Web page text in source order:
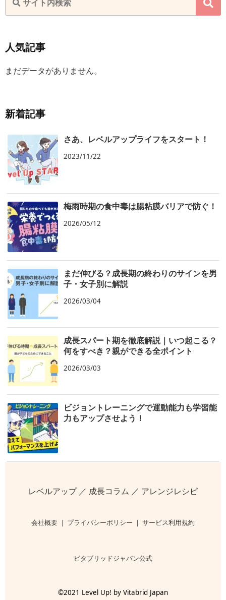
人気記事
まだデータがありません。
新着記事
さあ、レベルアップライフをスタート！
2023/11/22
梅雨時期の食中毒は腸粘膜バリアで防ぐ！
2026/05/12
まだ伸びる？成長期の終わりのサインを男
子・女子別に解説
2026/03/04
成長スパート期を徹底解説｜いつ起こる？
何をすべき？親ができる全ポイント
2026/03/03
ビジョントレーニングで運動能力も学習能
力もアップさせよう！
レベルアップ／ 成長コラム ／ アレンジレシピ
会社概要 ｜ プライバシーポリシー ｜ サービス利用規約
ビタブリッドジャパン公式
©2021 Level Up! by Vitabrid Japan